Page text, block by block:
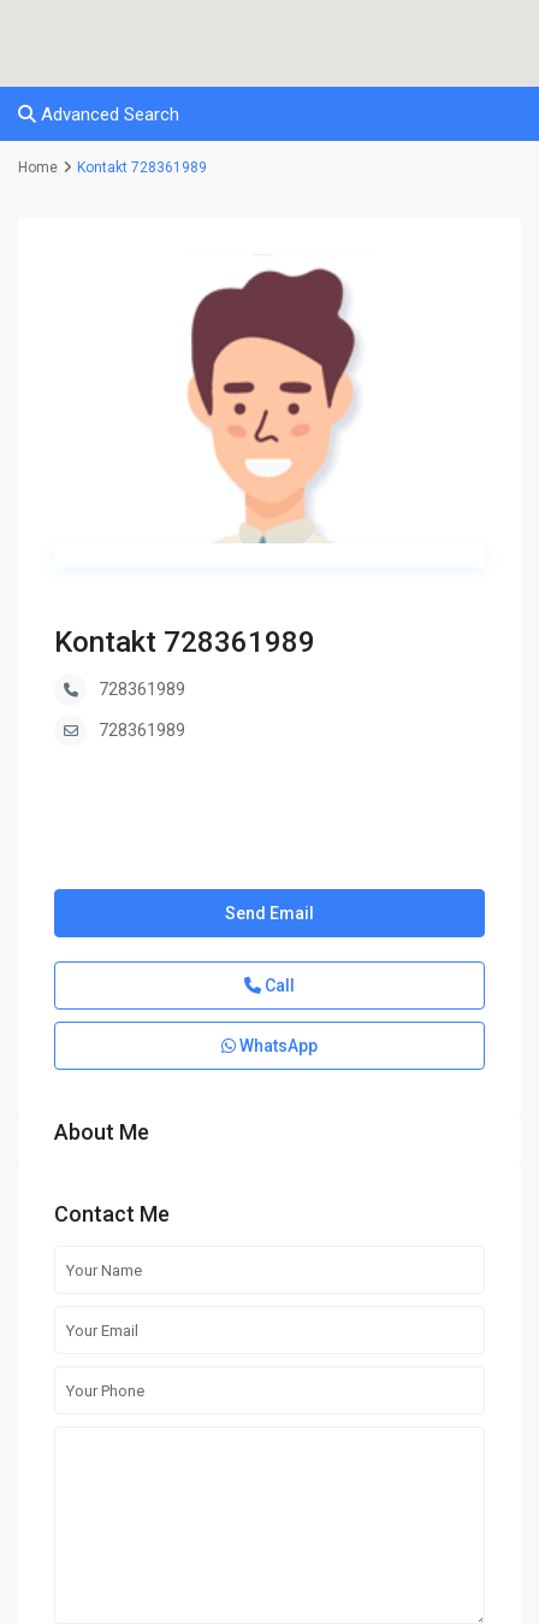
Advanced Search
Home Kontakt 728361989
Kontakt 728361989
728361989
728361989
Send Email
Call
WhatsApp
About Me
Contact Me